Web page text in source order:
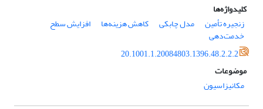
کلیدواژه‌ها
زنجیره تأمین
مدل چابکی کاهش هزینه‌ها افزایش سطح
خدمت‌دهی
20.1001.1.20084803.1396.48.2.2.2
موضوعات
مکانیزاسیون